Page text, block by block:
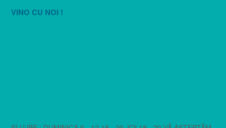
VINO CU NOI !